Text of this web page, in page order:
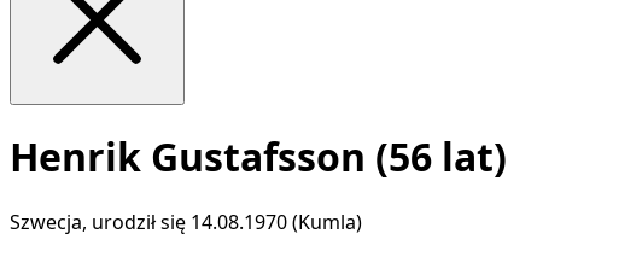
Henrik Gustafsson (56 lat)
Szwecja, urodził się 14.08.1970 (Kumla)